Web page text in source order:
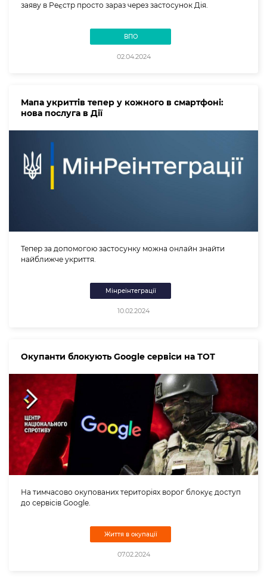
заяву в Реєстр просто зараз через застосунок Дія.
ВПО
02.04.2024
Мапа укриттів тепер у кожного в смартфоні:
нова послуга в Дії
Тепер за допомогою застосунку можна онлайн знайти
найближче укриття.
Мінреінтеграції
10.02.2024
Окупанти блокують Google сервіси на ТОТ
На тимчасово окупованих територіях ворог блокує доступ
до сервісів Google.
Життя в окупації
07.02.2024